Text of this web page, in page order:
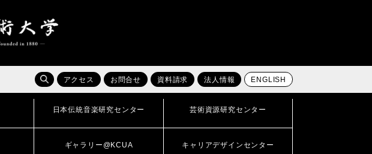
アクセス お問合せ 資料請求 法人情報 ENGLISH
日本伝統音楽研究センター 芸術資源研究センター
ギャラリー@KCUA キャリアデザインセンター